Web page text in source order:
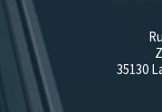
35130